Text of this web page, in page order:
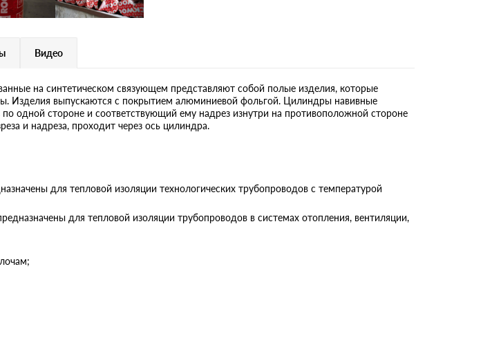
Видео
на синтетическом связующем представляют собой полые изделия, которые
Изделия выпускаются с покрытием алюминиевой фольгой. Цилиндры навивные
одной стороне и соответствующий ему надрез изнутри на противоположной стороне
и надреза, проходит через ось цилиндра.
для тепловой изоляции технологических трубопроводов с температурой
для тепловой изоляции трубопроводов в системах отопления, вентиляции,